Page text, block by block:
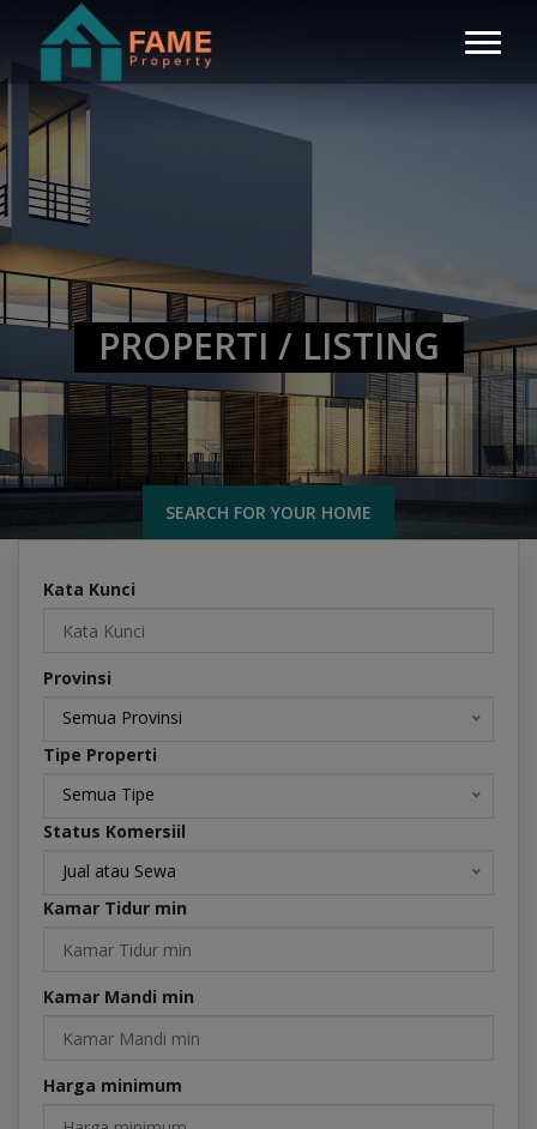
PROPERTI / LISTING
SEARCH FOR YOUR HOME
Kata Kunci
Provinsi
Semua Provinsi
Tipe Properti
Semua Tipe
Status Komersiil
Jual atau Sewa
Kamar Tidur min
Kamar Mandi min
Harga minimum